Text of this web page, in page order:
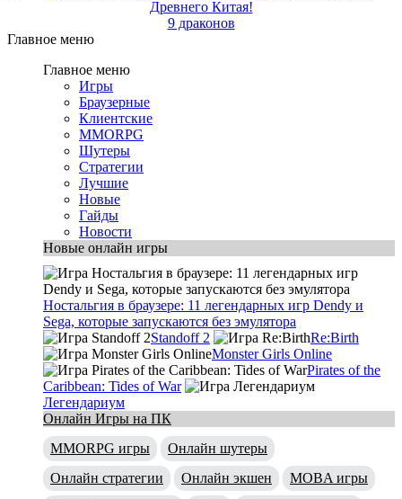
9 драконов
Главное меню
Главное меню
Игры
Браузерные
Клиентские
MMORPG
Шутеры
Стратегии
Лучшие
Новые
Гайды
Новости
Новые онлайн игры
Ностальгия в браузере: 11 легендарных игр Dendy и
Sega, которые запускаются без эмулятора
Standoff 2
Re:Birth
Monster Girls Online
Pirates of the
Caribbean: Tides of War
Легендариум
Онлайн Игры на ПК
MMORPG игры
Онлайн шутеры
Онлайн стратегии
Онлайн экшен
MOBA игры